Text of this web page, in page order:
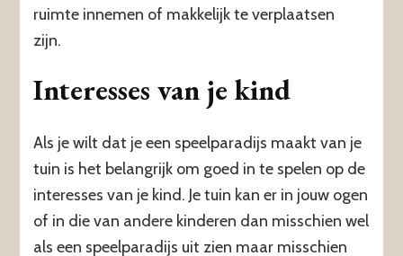
ruimte innemen of makkelijk te verplaatsen
zijn.
Interesses van je kind
Als je wilt dat je een speelparadijs maakt van je
tuin is het belangrijk om goed in te spelen op de
interesses van je kind. Je tuin kan er in jouw ogen
of in die van andere kinderen dan misschien wel
als een speelparadijs uit zien maar misschien